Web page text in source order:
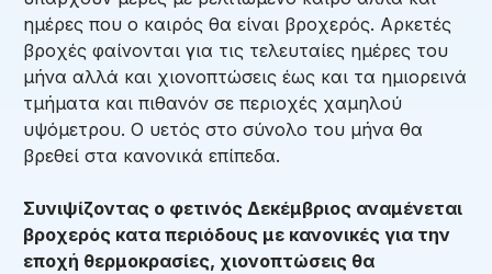
ημέρες που ο καιρός θα είναι βροχερός. Αρκετές
βροχές φαίνονται για τις τελευταίες ημέρες του
μήνα αλλά και χιονοπτώσεις έως και τα ημιορεινά
τμήματα και πιθανόν σε περιοχές χαμηλού
υψόμετρου. Ο υετός στο σύνολο του μήνα θα
βρεθεί στα κανονικά επίπεδα.
Συνιψίζοντας ο φετινός Δεκέμβριος αναμένεται
βροχερός κατα περιόδους με κανονικές για την
εποχή θερμοκρασίες, χιονοπτώσεις θα